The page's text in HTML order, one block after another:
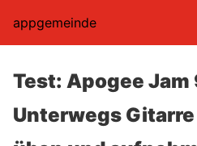
appgemeinde
Test: Apogee Jam
Unterwegs